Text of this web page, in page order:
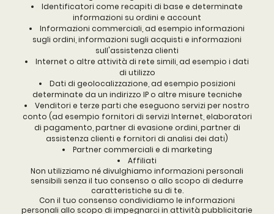
Identificatori come recapiti di base e determinate
informazioni su ordini e account
Informazioni commerciali, ad esempio informazioni
sugli ordini, informazioni sugli acquisti e informazioni
sull'assistenza clienti
Internet o altre attività di rete simili, ad esempio i dati
di utilizzo
Dati di geolocalizzazione, ad esempio posizioni
determinate da un indirizzo IP o altre misure tecniche
Venditori e terze parti che eseguono servizi per nostro
conto (ad esempio fornitori di servizi Internet, elaboratori
di pagamento, partner di evasione ordini, partner di
assistenza clienti e fornitori di analisi dei dati)
Partner commerciali e di marketing
Affiliati
Non utilizziamo né divulghiamo informazioni personali
sensibili senza il tuo consenso o allo scopo di dedurre
caratteristiche su di te.
Con il tuo consenso condividiamo le informazioni
personali allo scopo di impegnarci in attività pubblicitarie